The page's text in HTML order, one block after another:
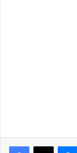
Facebook
X